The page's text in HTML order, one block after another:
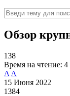
Обзор
138
Время на чтение: 4
A A
15 Июня 2022
1384